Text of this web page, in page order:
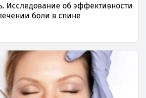
Исследование об эффективности
боли в спине